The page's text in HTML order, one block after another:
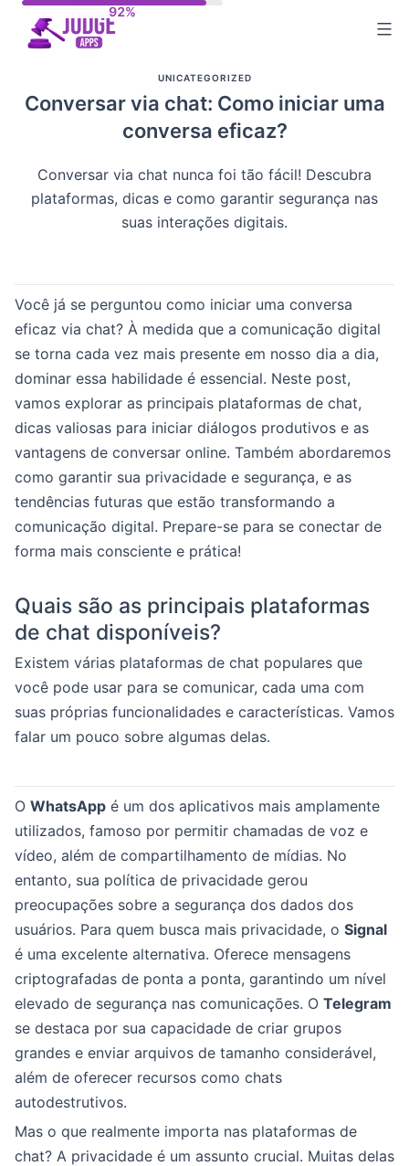
UNICATEGORIZED
Conversar via chat: Como iniciar uma
conversa eficaz?
Conversar via chat nunca foi tão fácil! Descubra
plataformas, dicas e como garantir segurança nas
suas interações digitais.
Você já se perguntou como iniciar uma conversa
eficaz via chat? À medida que a comunicação digital
se torna cada vez mais presente em nosso dia a dia,
dominar essa habilidade é essencial. Neste post,
vamos explorar as principais plataformas de chat,
dicas valiosas para iniciar diálogos produtivos e as
vantagens de conversar online. Também abordaremos
como garantir sua privacidade e segurança, e as
tendências futuras que estão transformando a
comunicação digital. Prepare-se para se conectar de
forma mais consciente e prática!
Quais são as principais plataformas
de chat disponíveis?
Existem várias plataformas de chat populares que
você pode usar para se comunicar, cada uma com
suas próprias funcionalidades e características. Vamos
falar um pouco sobre algumas delas.
O WhatsApp é um dos aplicativos mais amplamente
utilizados, famoso por permitir chamadas de voz e
vídeo, além de compartilhamento de mídias. No
entanto, sua política de privacidade gerou
preocupações sobre a segurança dos dados dos
usuários. Para quem busca mais privacidade, o Signal
é uma excelente alternativa. Oferece mensagens
criptografadas de ponta a ponta, garantindo um nível
elevado de segurança nas comunicações. O Telegram
se destaca por sua capacidade de criar grupos
grandes e enviar arquivos de tamanho considerável,
além de oferecer recursos como chats
autodestrutivos.
Mas o que realmente importa nas plataformas de
chat? A privacidade é um assunto crucial. Muitas delas